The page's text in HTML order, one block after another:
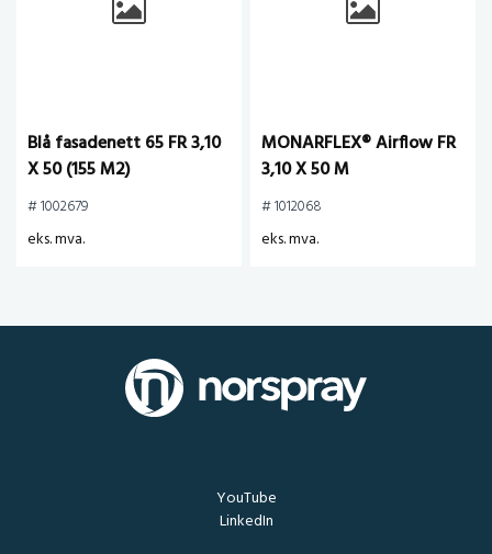
Blå fasadenett 65 FR 3,10
X 50 (155 M2)
# 1002679
eks. mva.
MONARFLEX® Airflow FR
3,10 X 50 M
# 1012068
eks. mva.
YouTube
LinkedIn